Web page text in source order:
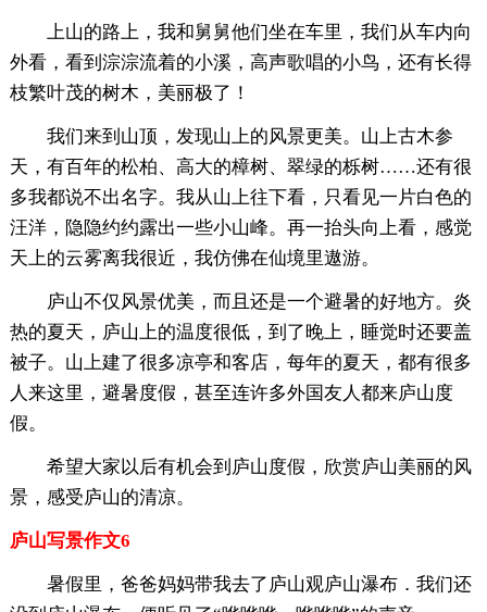
上山的路上，我和舅舅他们坐在车里，我们从车内向
外看，看到淙淙流着的小溪，高声歌唱的小鸟，还有长得
枝繁叶茂的树木，美丽极了！
我们来到山顶，发现山上的风景更美。山上古木参
天，有百年的松柏、高大的樟树、翠绿的栎树……还有很
多我都说不出名字。我从山上往下看，只看见一片白色的
汪洋，隐隐约约露出一些小山峰。再一抬头向上看，感觉
天上的云雾离我很近，我仿佛在仙境里遨游。
庐山不仅风景优美，而且还是一个避暑的好地方。炎
热的夏天，庐山上的温度很低，到了晚上，睡觉时还要盖
被子。山上建了很多凉亭和客店，每年的夏天，都有很多
人来这里，避暑度假，甚至连许多外国友人都来庐山度
假。
希望大家以后有机会到庐山度假，欣赏庐山美丽的风
景，感受庐山的清凉。
庐山写景作文6
暑假里，爸爸妈妈带我去了庐山观庐山瀑布．我们还